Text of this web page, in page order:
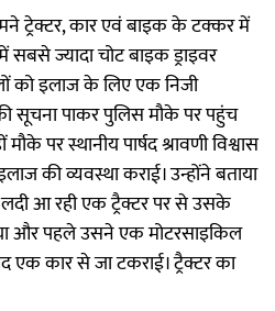
ट्रेक्टर, कार एवं बाइक के टक्कर में
ज्यादा चोट बाइक ड्राइवर
को इलाज के लिए एक निजी
सूचना पाकर पुलिस मौके पर पहुंच
पर स्थानीय पार्षद श्रावणी विश्वास
की व्यवस्था कराई। उन्होंने बताया
आ रही एक ट्रैक्टर पर से उसके
और पहले उसने एक मोटरसाइकिल
एक कार से जा टकराई। ट्रैक्टर का